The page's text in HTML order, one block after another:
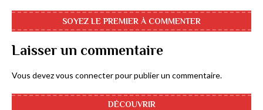
SOYEZ LE PREMIER À COMMENTER
Laisser un commentaire
Vous devezvous connecterpour publier un commentaire.
DÉCOUVRIR